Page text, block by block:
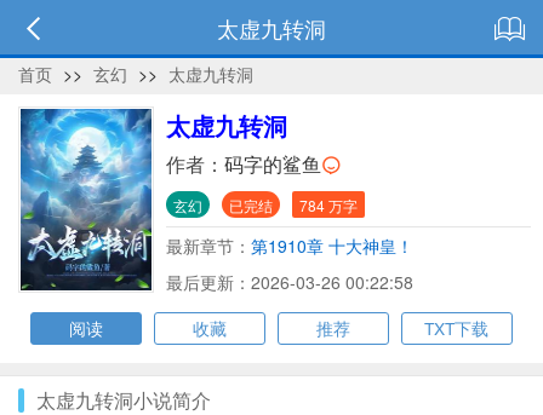
太虚九转洞
首页 >> 玄幻 >> 太虚九转洞
太虚九转洞
作者： 码字的鲨鱼
玄幻 已完结 784 万字
最新章节： 第1910章 十大神皇！
最后更新：2026-03-26 00:22:58
阅读
收藏 推荐 TXT下载
太虚九转洞小说简介